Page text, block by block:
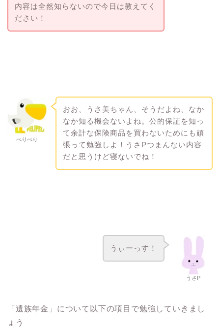
内容は全然知らないので今日は教えてく
ださい！
ぺりぺり
おお、うさ美ちゃん、そうだよね、なか
なか知る機会ないよね。公的保証を知っ
て余計な保険商品を買わないためにも頑
張って勉強しよ！うさPつまんない内容
だと思うけど寝ないでね！
うさP
うぃーっす！
「遺族年金」について以下の項目で勉強していきまし
ょう